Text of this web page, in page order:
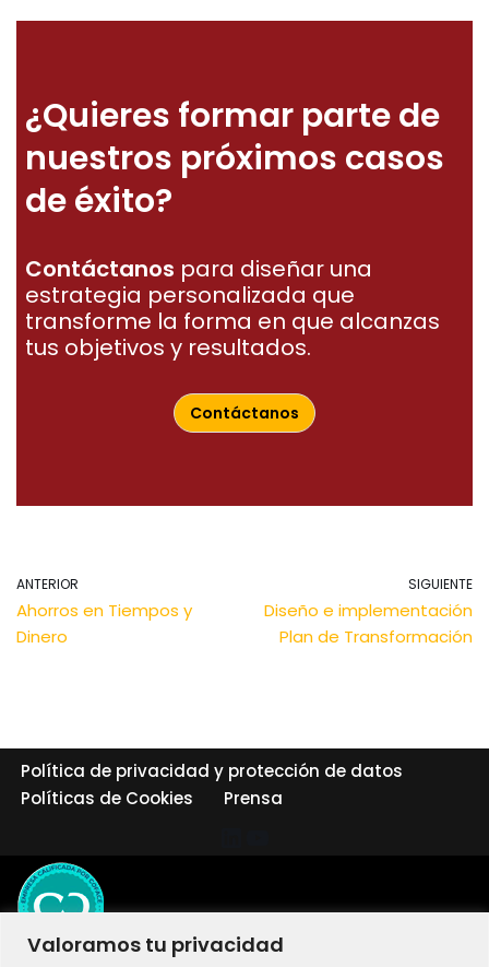
Valoramos tu privacidad
¿Quieres formar parte de
nuestros próximos casos
de éxito?
Contáctanos para diseñar una
estrategia personalizada que
transforme la forma en que alcanzas
tus objetivos y resultados.
Contáctanos
ANTERIOR
Ahorros en Tiempos y
Dinero
SIGUIENTE
Diseño e implementación
Plan de Transformación
Política de privacidad y protección de datos
Políticas de Cookies
Prensa